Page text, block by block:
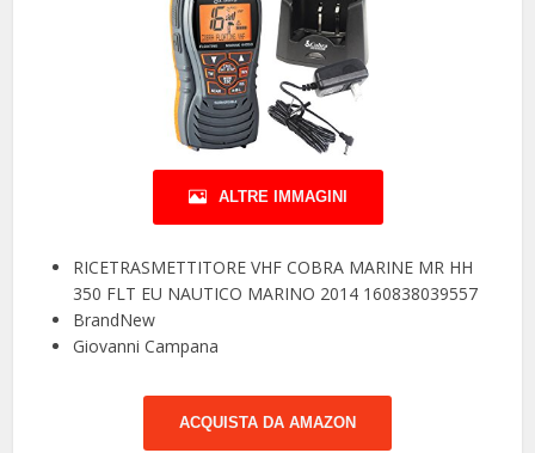
ALTRE IMMAGINI
RICETRASMETTITORE VHF COBRA MARINE MR HH
350 FLT EU NAUTICO MARINO 2014 160838039557
BrandNew
Giovanni Campana
ACQUISTA DA AMAZON